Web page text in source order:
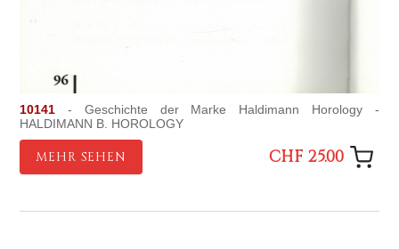
10141 - Geschichte der Marke Haldimann Horology -
HALDIMANN B. HOROLOGY
MEHR SEHEN CHF 25.00